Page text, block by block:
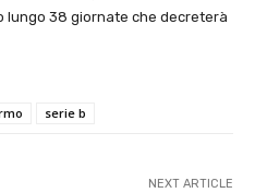
lungo 38 giornate che decreterà
serie b
NEXT ARTICLE